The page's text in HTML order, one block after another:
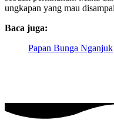
ungkapan yang mau
Baca juga:
Papan Bunga Nganjuk